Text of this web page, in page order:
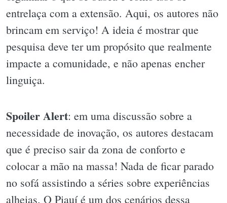
entrelaça com a extensão. Aqui, os autores não
brincam em serviço! A ideia é mostrar que
pesquisa deve ter um propósito que realmente
impacte a comunidade, e não apenas encher
linguiça.
Spoiler Alert: em uma discussão sobre a
necessidade de inovação, os autores destacam
que é preciso sair da zona de conforto e
colocar a mão na massa! Nada de ficar parado
no sofá assistindo a séries sobre experiências
alheias. O Piauí é um dos cenários dessa